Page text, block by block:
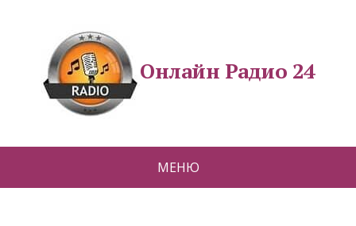
Онлайн Радио 24
МЕНЮ